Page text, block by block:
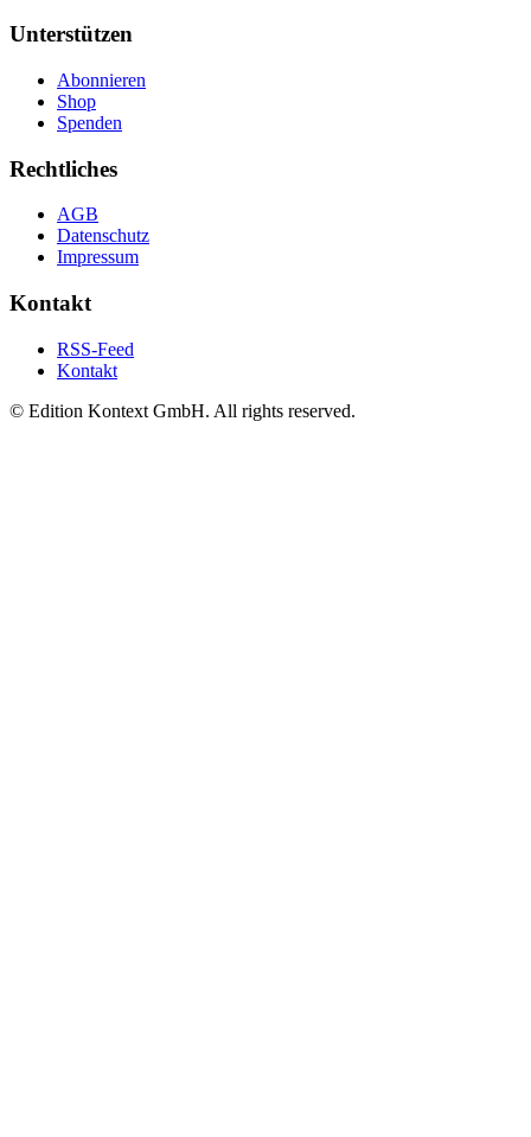
Unterstützen
Abonnieren
Shop
Spenden
Rechtliches
AGB
Datenschutz
Impressum
Kontakt
RSS-Feed
Kontakt
© Edition Kontext GmbH. All rights reserved.